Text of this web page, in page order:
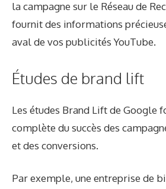
la campagne sur le Réseau de
fournit des informations
aval de vos publicités YouTube.
Études de brand lift
Les études Brand Lift de Google
complète du succès des
et des conversions.
Par exemple, une entreprise de